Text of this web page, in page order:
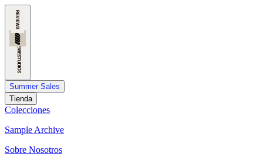
Summer Sales
Tienda
Colecciones
Sample Archive
Sobre Nosotros